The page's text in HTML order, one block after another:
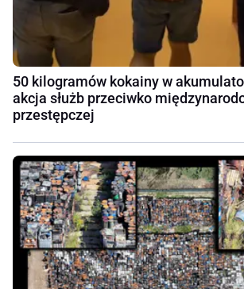
50 kilogramów kokainy w
akcja służb przeciwko
przestępczej